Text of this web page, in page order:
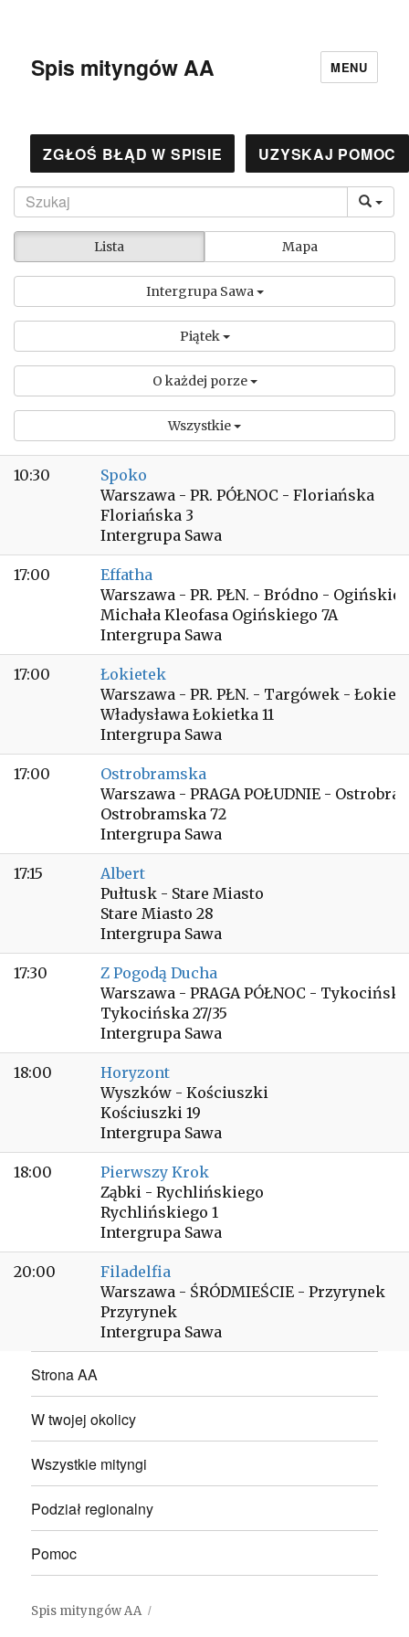
Spis mityngów AA MENU
ZGŁOŚ BŁĄD W SPISIE UZYSKAJ POMOC
Lista Mapa
Intergrupa Sawa
Piątek
O każdej porze
Wszystkie
10:30
Spoko
Warszawa - PR. PÓŁNOC - Floriańska
Floriańska 3
Intergrupa Sawa
17:00
Effatha
Warszawa - PR. PŁN. - Bródno -
Michała Kleofasa Ogińskiego 7A
Intergrupa Sawa
17:00
Łokietek
Warszawa - PR. PŁN. - Targówek -
Władysława Łokietka 11
Intergrupa Sawa
17:00
Ostrobramska
Warszawa - PRAGA POŁUDNIE -
Ostrobramska 72
Intergrupa Sawa
17:15
Albert
Pułtusk - Stare Miasto
Stare Miasto 28
Intergrupa Sawa
17:30
Z Pogodą Ducha
Warszawa - PRAGA PÓŁNOC - Tykocińska
Tykocińska 27/35
Intergrupa Sawa
18:00
Horyzont
Wyszków - Kościuszki
Kościuszki 19
Intergrupa Sawa
18:00
Pierwszy Krok
Ząbki - Rychlińskiego
Rychlińskiego 1
Intergrupa Sawa
20:00
Filadelfia
Warszawa - ŚRÓDMIEŚCIE - Przyrynek
Przyrynek
Intergrupa Sawa
Strona AA
W twojej okolicy
Wszystkie mityngi
Podział regionalny
Pomoc
Spis mityngów AA